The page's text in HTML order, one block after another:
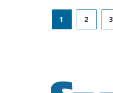
1 2 3